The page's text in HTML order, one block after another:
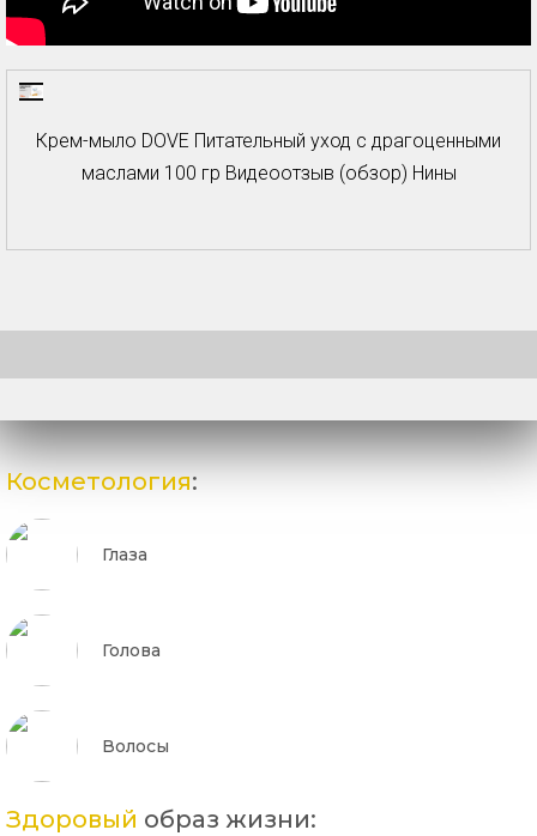
Крем-мыло DOVE Питательный уход с драгоценными
маслами 100 гр Видеоотзыв (обзор) Нины
Косметология:
Глаза
Голова
Волосы
Здоровый образ жизни: